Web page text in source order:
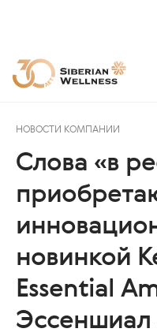
НОВОСТИ КОМПАНИИ
Слова «в
новинкой
Essential